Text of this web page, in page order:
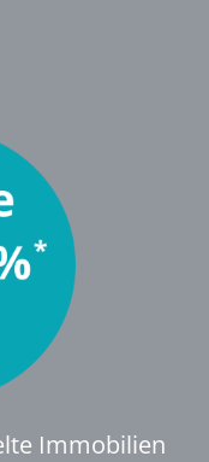
Immobilien